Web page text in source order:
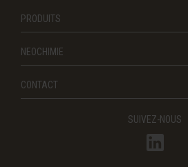
PRODUITS
NEOCHIMIE
CONTACT
SUIVEZ-NOUS